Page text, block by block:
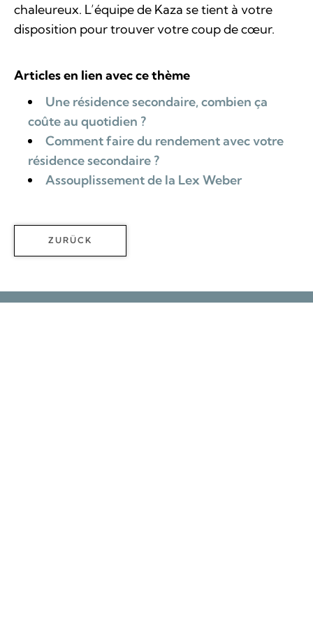
chaleureux. L’équipe de Kaza se tient à votre
disposition pour trouver votre coup de cœur.
Articles en lien avec ce thème
Une résidence secondaire, combien ça
coûte au quotidien ?
Comment faire du rendement avec votre
résidence secondaire ?
Assouplissement de la Lex Weber
ZURÜCK